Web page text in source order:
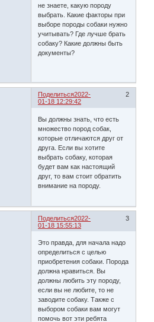
не знаете, какую породу
выбрать. Какие факторы при
выборе породы собаки нужно
учитывать? Где лучше брать
собаку? Какие должны быть
документы?
Поделиться 2
2022-
01-18 12:29:42
Вы должны знать, что есть
множество пород собак,
которые отличаются друг от
друга. Если вы хотите
выбрать собаку, которая
будет вам как настоящий
друг, то вам стоит обратить
внимание на породу.
Поделиться 3
2022-
01-18 15:55:13
Это правда, для начала надо
определиться с целью
приобретения собаки. Порода
должна нравиться. Вы
должны любить эту породу,
если вы не любите, то не
заводите собаку. Также с
выбором собаки вам могут
помочь вот эти ребята